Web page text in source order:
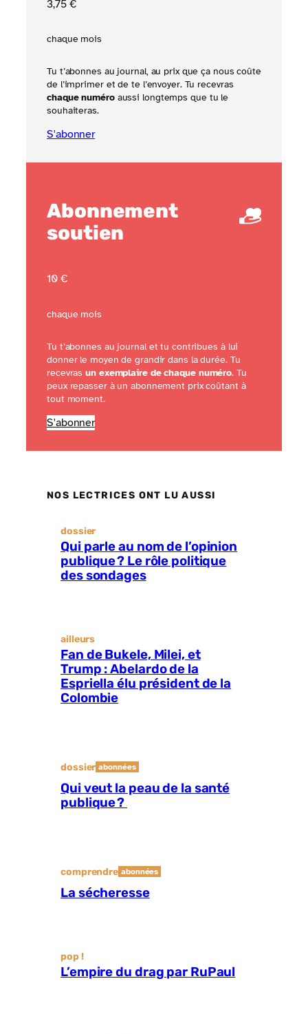
3,75€
chaque mois
Tu t’abonnes au journal, au prix que ça nous coûte
de l’imprimer et de te l’envoyer. Tu recevras
chaque numéroaussi longtemps que tu le
souhaiteras.
S'abonner
Abonnement
soutien
10 €
chaque mois
Tu t’abonnes au journal et tu contribues à lui
donner le moyen de grandir dans la durée. Tu
recevrasun exemplaire de chaque numéro. Tu
peux repasser à un abonnement prix coûtant à
tout moment.
S'abonner
NOS LECTRICES ONT LU AUSSI
dossier
Qui parle au nom de l’opinion
publique ? Le rôle politique
des sondages
ailleurs
Fan de Bukele, Milei, et
Trump : Abelardo de la
Espriella élu président de la
Colombie
dossier abonnées
Qui veut la peau de la santé
publique ?
comprendre abonnées
La sécheresse
pop !
L’empire du drag par RuPaul